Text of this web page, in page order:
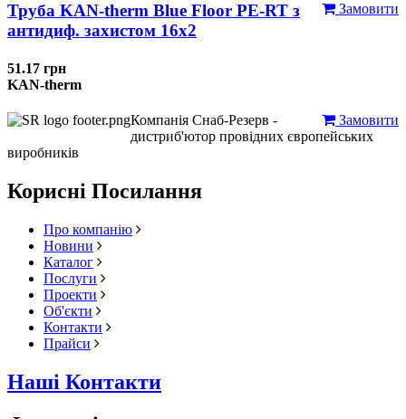
Замовити
Труба KAN-therm Blue Floor PE-RT з
антидиф. захистом 16х2
51.17 грн
KAN-therm
Замовити
Компанія Снаб-Резерв -
дистриб'ютор провідних європейських
виробників
Корисні Посилання
Про компанію
Новини
Каталог
Послуги
Проекти
Об'єкти
Контакти
Прайси
Наші Контакти